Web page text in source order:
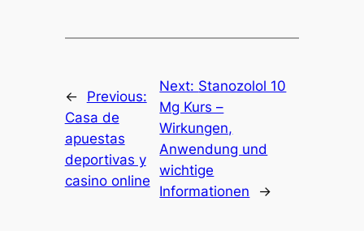
←
Previous:
Casa de
apuestas
deportivas y
casino online
Next: Stanozolol 10
Mg Kurs –
Wirkungen,
Anwendung und
wichtige
Informationen
→